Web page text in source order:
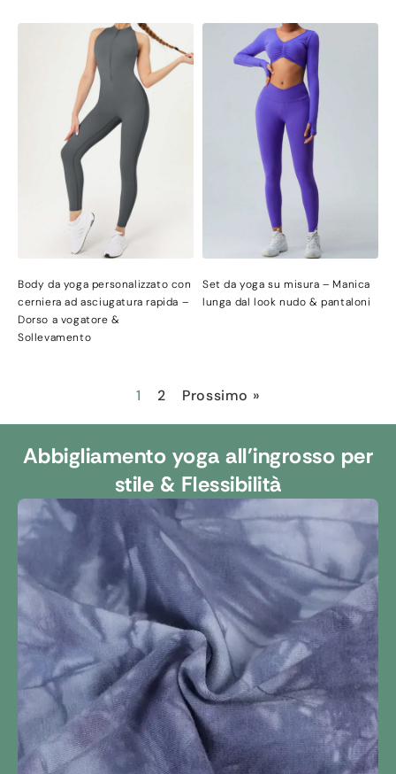
Body da yoga personalizzato con
cerniera ad asciugatura rapida –
Dorso a vogatore &
Sollevamento
Set da yoga su misura – Manica
lunga dal look nudo & pantaloni
1 2 Prossimo »
Abbigliamento yoga all'ingrosso per
stile & Flessibilità